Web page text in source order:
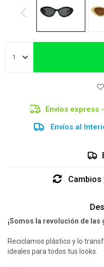
1
Envíos express
Envíos al
Cambios
¡Somos la revolución de las
Reciclamos plástico y lo
ideales para todos tus looks.